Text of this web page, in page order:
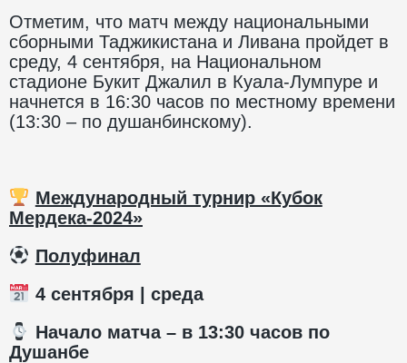
Отметим, что матч между национальными
сборными Таджикистана и Ливана пройдет в
среду, 4 сентября, на Национальном
стадионе Букит Джалил в Куала-Лумпуре и
начнется в 16:30 часов по местному времени
(13:30 – по душанбинскому).
Международный турнир «Кубок
Мердека-2024»
Полуфинал
4 сентября | среда
️ Начало матча – в 13:30 часов по
Душанбе